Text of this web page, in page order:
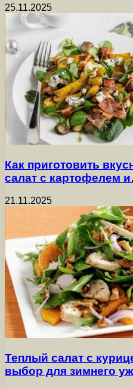
25.11.2025
Как приготовить
салат с картофелем
21.11.2025
Теплый салат с
выбор для зимнего